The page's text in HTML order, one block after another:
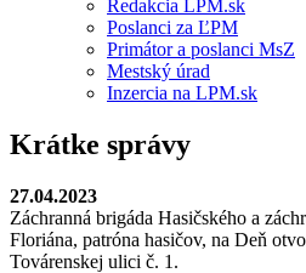
Redakcia LPM.sk
Poslanci za ĽPM
Primátor a poslanci MsZ
Mestský úrad
Inzercia na LPM.sk
Krátke správy
27.04.2023
Záchranná brigáda Hasičského a
Floriána, patróna hasičov, na Deň
Továrenskej ulici č. 1.